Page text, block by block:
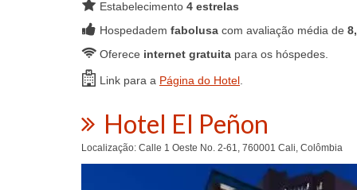
Estabelecimento 4 estrelas
Hospedadem fabolusa com avaliação média de
Oferece internet gratuita para os hóspedes.
Link para a Página do Hotel.
Hotel El Peñon
Localização: Calle 1 Oeste No. 2-61, 760001 Cali, Colômbia